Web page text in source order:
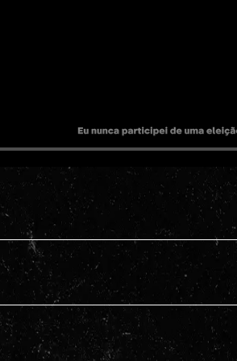
•  Marque na sua agenda